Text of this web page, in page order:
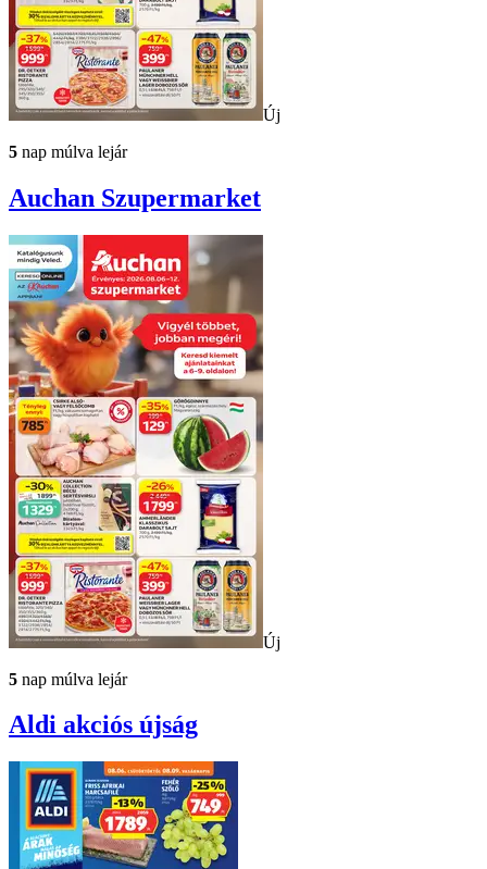
Új
5 nap múlva lejár
Auchan Szupermarket
Új
5 nap múlva lejár
Aldi akciós újság